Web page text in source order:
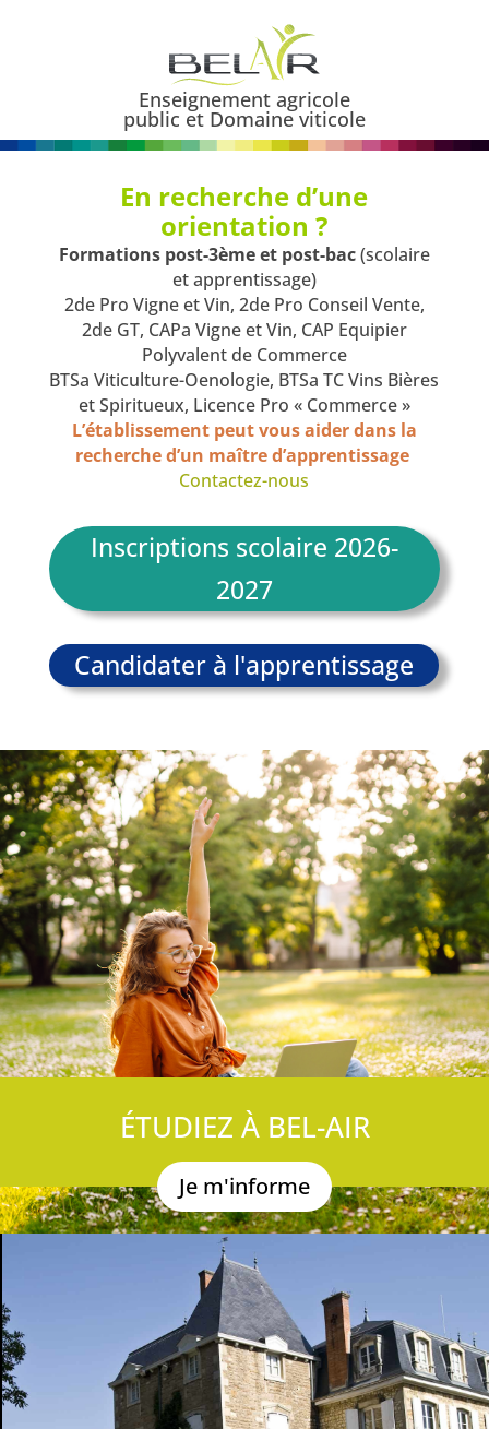
Enseignement agricole
public et Domaine viticole
En recherche d’une
orientation ?
Formations post-3ème et post-bac(scolaire
et apprentissage)
2de Pro Vigne et Vin, 2de Pro Conseil Vente,
2de GT, CAPa Vigne et Vin, CAP Equipier
Polyvalent de Commerce
BTSa Viticulture-Oenologie, BTSa TC Vins Bières
et Spiritueux, Licence Pro « Commerce »
L’établissement peut vous aider dans la
recherche d’un maître d’apprentissage
Contactez-nous
Inscriptions scolaire 2026-
2027
Candidater à l'apprentissage
ÉTUDIEZ À BEL-AIR
Je m'informe